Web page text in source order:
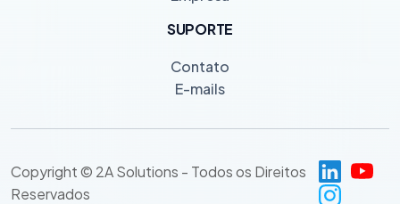
SUPORTE
Contato
E-mails
Copyright © 2A Solutions - Todos os Direitos
Reservados